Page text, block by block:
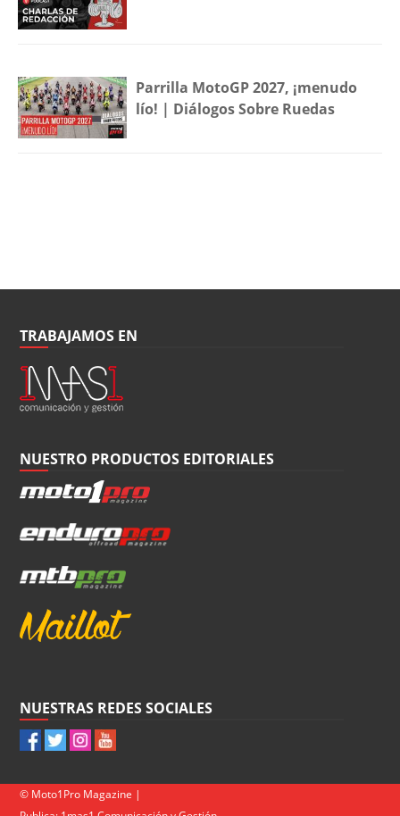
Parrilla MotoGP 2027, ¡menudo
lío! | Diálogos Sobre Ruedas
TRABAJAMOS EN
NUESTRO PRODUCTOS EDITORIALES
NUESTRAS REDES SOCIALES
© Moto1Pro Magazine |